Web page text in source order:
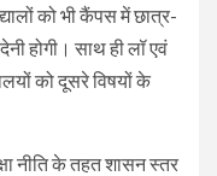
को भी कैंपस में छात्र-
होगी। साथ ही लॉ एवं
को दूसरे विषयों के
नीति के तहत शासन स्तर